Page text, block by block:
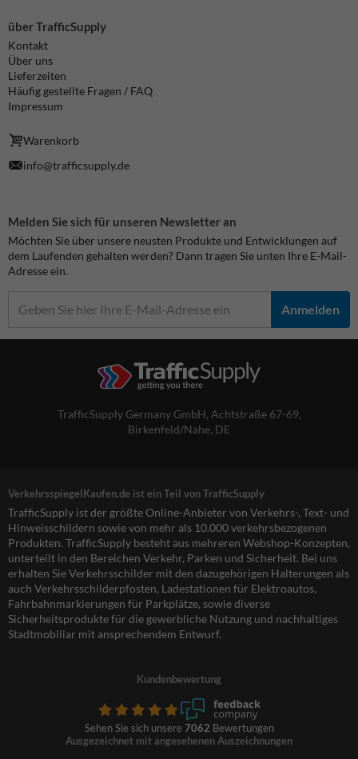
über TrafficSupply
Kontakt
Über uns
Lieferzeiten
Häufig gestellte Fragen / FAQ
Impressum
Warenkorb
info@trafficsupply.de
Melden Sie sich für unseren Newsletter an
Möchten Sie über unsere neusten Produkte und Entwicklungen auf
dem Laufenden gehalten werden? Dann tragen Sie unten Ihre E-Mail-
Adresse ein.
Anmelden
TrafficSupply Germany GmbH, Achtstraße 67-69,
Birkenfeld/Nahe, DE
VerkehrsspiegelKaufen.de ist ein Teil von TrafficSupply
TrafficSupply ist der größte Online-Anbieter von Verkehrs-, Text- und
Hinweisschildern sowie von mehr als 10.000 verkehrsbezogenen
Produkten. TrafficSupply besteht aus mehreren Webshop-Konzepten,
unterteilt in den Bereichen Verkehr, Parken und Sicherheit. Bei uns
erhalten Sie Verkehrsschilder mit den dazugehörigen Halterungen als
auch Verkehrsschilderpfosten, Ladestationen für Elektroautos,
Fahrbahnmarkierungen für Parkplätze, sowie diverse
Sicherheitsprodukte für die gewerbliche Nutzung und nachhaltiges
Stadtmobiliar mit ansprechendem Entwurf.
Kundenbewertung
Sehen Sie sich unsere 7062 Bewertungen
Ausgezeichnet mit angesehenen Auszeichnungen